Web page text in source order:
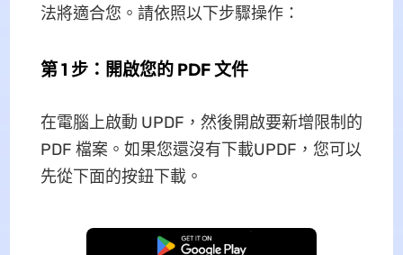
法將適合您。請依照以下步驟操作：
第 1 步：開啟您的 PDF 文件
在電腦上啟動 UPDF，然後開啟要新增限制的
PDF 檔案。如果您還沒有下載UPDF，您可以
先從下面的按鈕下載。
免費下載